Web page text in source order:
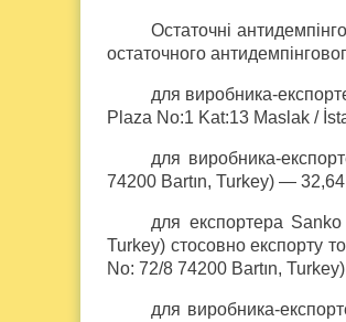
Остаточні
остаточного
для виробника-
Plaza No:1 Kat:13 Maslak /
для виробника-
74200 Bartın, Turkey) —
для експортера
Turkey) стосовно експорту
No: 72/8 74200 Bartın,
для виробника-